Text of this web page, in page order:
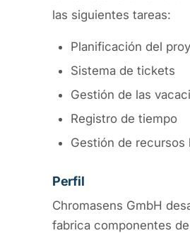
las siguientes tareas:
Planificación del
Sistema de tickets
Gestión de las
Registro de tiempo
Gestión de recursos
Perfil
Chromasens GmbH
fabrica componentes